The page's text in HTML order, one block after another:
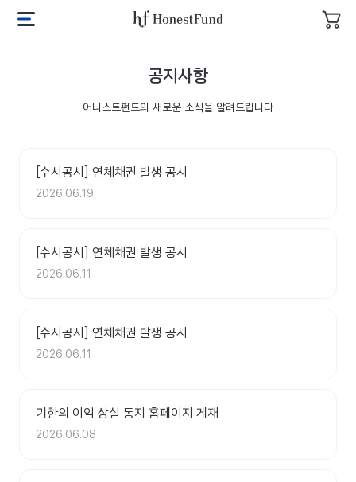
어
드
메
공지사항
어니스트펀드의 새로운 소식을 알려드립니다
[수시공시] 연체채권 발생 공시
2026.06.19
[수시공시] 연체채권 발생 공시
2026.06.11
[수시공시] 연체채권 발생 공시
2026.06.11
기한의 이익 상실 통지 홈페이지 게재
2026.06.08